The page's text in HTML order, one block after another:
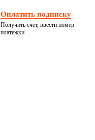
Оплатить подписку
Получить счет, ввести номер
платежки